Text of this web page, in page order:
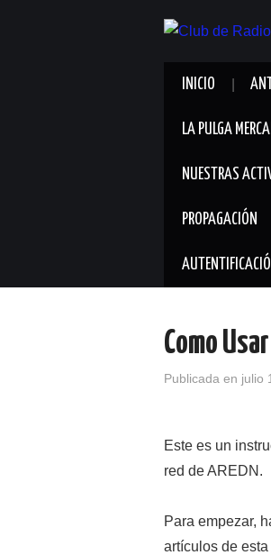
INICIO
LA PULGA
NUESTRAS
PROPAGACIÓN
Como
Publicada en julio
Este es un
red de AREDN.
Para empezar,
artículos de